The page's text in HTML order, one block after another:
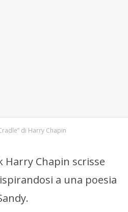
di Harry Chapin
Chapin scrisse
ispirandosi a una poesia